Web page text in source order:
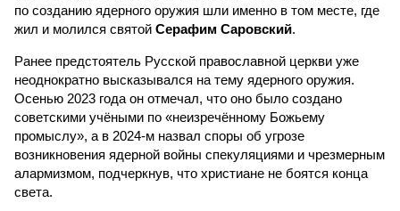
по созданию ядерного оружия шли именно в том месте, где
жил и молился святой Серафим Саровский.
Ранее предстоятель Русской православной церкви уже
неоднократно высказывался на тему ядерного оружия.
Осенью 2023 года он отмечал, что оно было создано
советскими учёными по «неизречённому Божьему
промыслу», а в 2024-м назвал споры об угрозе
возникновения ядерной войны спекуляциями и чрезмерным
алармизмом, подчеркнув, что христиане не боятся конца
света.